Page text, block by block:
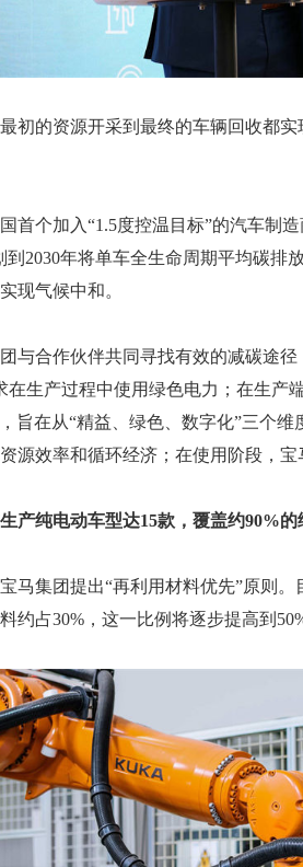
初的资源开采到最终的车辆回收都
首个加入“1.5度控温目标”的汽车制
2030年将单车全生命周期平均碳排
现气候中和。
与合作伙伴共同寻找有效的减碳途
在生产过程中使用绿色电力；在生产
旨在从“精益、绿色、数字化”三个
源效率和循环经济；在使用阶段，宝
产纯电动车型达15款，覆盖约90%的
马集团提出“再利用材料优先”原则
约占30%，这一比例将逐步提高到50%